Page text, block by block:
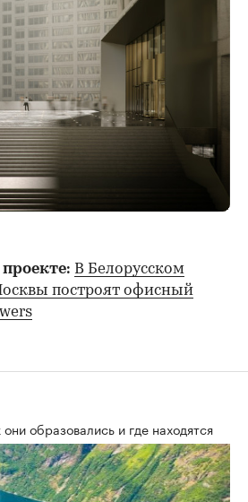
В Белорусском
построят офисный
образовались и где находятся